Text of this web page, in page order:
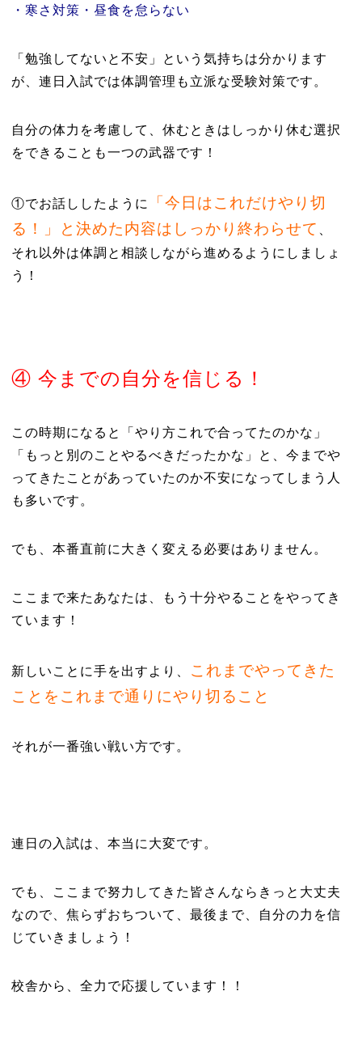
・寒さ対策・昼食を怠らない
「勉強してないと不安」という気持ちは分かります
が、連日入試では体調管理も立派な受験対策です。
自分の体力を考慮して、休むときはしっかり休む選択
をできることも一つの武器です！
①でお話ししたように
「今日はこれだけやり切
る！」と決めた内容はしっかり終わらせて
それ以外は体調と相談しながら進めるようにしましょ
う！
④ 今までの自分を信じる！
この時期になると「やり方これで合ってたのかな」
「もっと別のことやるべきだったかな」と、今までや
ってきたことがあっていたのか不安になってしまう人
も多いです。
でも、本番直前に大きく変える必要はありません。
ここまで来たあなたは、もう十分やることをやってき
ています！
新しいことに手を出すより、
これまでやってきた
ことをこれまで通りにやり切ること
それが一番強い戦い方です。
連日の入試は、本当に大変です。
でも、ここまで努力してきた皆さんならきっと大丈夫
なので、焦らずおちついて、最後まで、自分の力を信
じていきましょう！
校舎から、全力で応援しています！！